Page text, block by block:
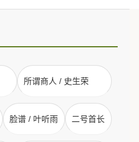
所谓商人 / 史生荣
脸谱 / 叶听雨 二号首长